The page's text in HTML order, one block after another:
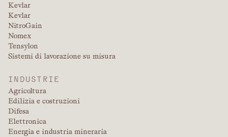
Kevlar
Kevlar
NitroGain
Nomex
Tensylon
Sistemi di lavorazione su misura
INDUSTRIE
Agricoltura
Edilizia e costruzioni
Difesa
Elettronica
Energia e industria mineraria